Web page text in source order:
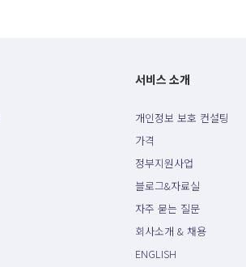
서비스 소개
개인정보 보호 컨설팅
가격
정부지원사업
블로그&자료실
자주 묻는 질문
회사소개 & 채용
ENGLISH